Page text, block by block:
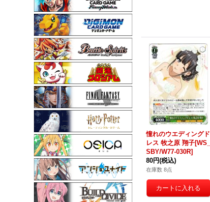
憧れのウエディングド
レス 牧之原 翔子[WS_
SBY/W77-030R]
80円(税込)
在庫数 8点